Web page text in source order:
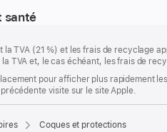
santé
la TVA (21 %) et les frais de recyclage
TVA et, le cas échéant, les frais de
pour afficher plus rapidement
précédente visite sur le site Apple.
Coques et protections